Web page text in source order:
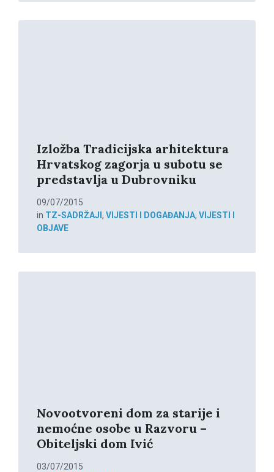
Izložba Tradicijska arhitektura
Hrvatskog zagorja u subotu se
predstavlja u Dubrovniku
09/07/2015
in TZ-SADRŽAJI , VIJESTI I DOGAĐANJA, VIJESTI I
OBJAVE
Read
Novootvoreni dom za starije i
nemoćne osobe u Razvoru –
Obiteljski dom Ivić
03/07/2015
Read